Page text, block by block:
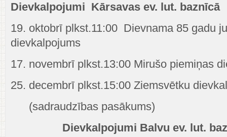
Dievkalpojumi Kārsavas ev. lut. baznīcā
19. oktobrī plkst.11:00 Dievnama 85 gadu
dievkalpojums
17. novembrī plkst.13:00 Mirušo piemiņas
25. decembrī plkst.15:00 Ziemsvētku
(sadraudzības pasākums)
Dievkalpojumi Balvu ev. lut.